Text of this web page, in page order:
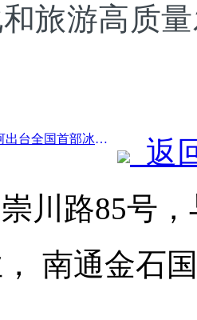
旅游高质
前一篇：黑龙江七台河出台全国首部冰雪产业法规，鼓励“AI+冰雪”
返
川路85号
， 南通金